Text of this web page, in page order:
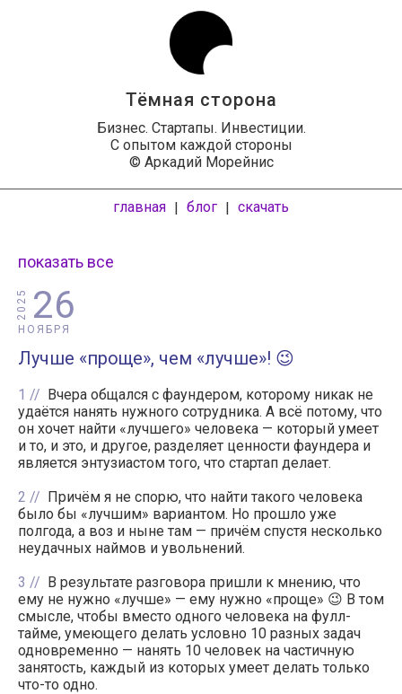
Тёмная сторона
Бизнес. Стартапы. Инвестиции.
С опытом каждой стороны
© Аркадий Морейнис
главная | блог | скачать
показать все
26
НОЯБРЯ
2025
Лучше «проще», чем «лучше»! 😉
1
Вчера общался с фаундером, которому никак не
удаётся нанять нужного сотрудника. А всё потому, что
он хочет найти «лучшего» человека — который умеет
и то, и это, и другое, разделяет ценности фаундера и
является энтузиастом того, что стартап делает.
2
Причём я не спорю, что найти такого человека
было бы «лучшим» вариантом. Но прошло уже
полгода, а воз и ныне там — причём спустя несколько
неудачных наймов и увольнений.
3
В результате разговора пришли к мнению, что
ему не нужно «лучше» — ему нужно «проще» 😉 В том
смысле, чтобы вместо одного человека на фулл-
тайме, умеющего делать условно 10 разных задач
одновременно — нанять 10 человек на частичную
занятость, каждый из которых умеет делать только
что-то одно.